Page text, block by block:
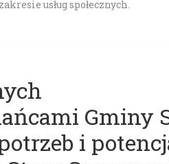
usług społecznych.
Gminy
i